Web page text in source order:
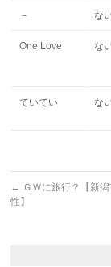
－ な
One Love な
ていてい な
← ＧＷに旅行？【新
性】